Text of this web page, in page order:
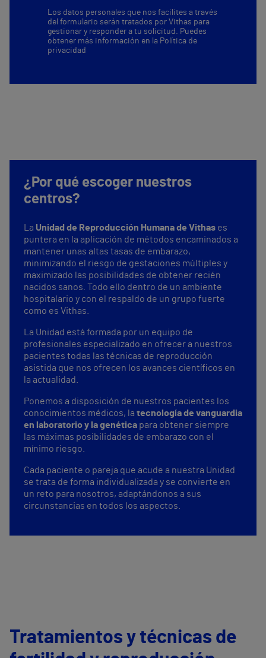
Los datos personales que nos facilites a través
del formulario serán tratados por Vithas para
gestionar y responder a tu solicitud. Puedes
obtener más información en la Política de
privacidad
¿Por qué escoger nuestros
centros?
La Unidad de Reproducción Humana de Vithas es
puntera en la aplicación de métodos encaminados a
mantener unas altas tasas de embarazo,
minimizando el riesgo de gestaciones múltiples y
maximizado las posibilidades de obtener recién
nacidos sanos. Todo ello dentro de un ambiente
hospitalario y con el respaldo de un grupo fuerte
como es Vithas.
La Unidad está formada por un equipo de
profesionales especializado en ofrecer a nuestros
pacientes todas las técnicas de reproducción
asistida que nos ofrecen los avances científicos en
la actualidad.
Ponemos a disposición de nuestros pacientes los
conocimientos médicos, la tecnología de vanguardia
en laboratorio y la genética para obtener siempre
las máximas posibilidades de embarazo con el
mínimo riesgo.
Cada paciente o pareja que acude a nuestra Unidad
se trata de forma individualizada y se convierte en
un reto para nosotros, adaptándonos a sus
circunstancias en todos los aspectos.
Tratamientos y técnicas de